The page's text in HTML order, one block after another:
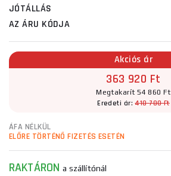
JÓTÁLLÁS
AZ ÁRU KÓDJA
Akciós ár
363 920 Ft
Megtakarít 54 860 Ft
Eredeti ár:418 780 Ft
ÁFA NÉLKÜL
ELŐRE TÖRTÉNŐ FIZETÉS ESETÉN
RAKTÁRONa szállítónál